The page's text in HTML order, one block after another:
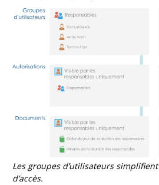
Les groupes d’utilisateurs
d’accès.